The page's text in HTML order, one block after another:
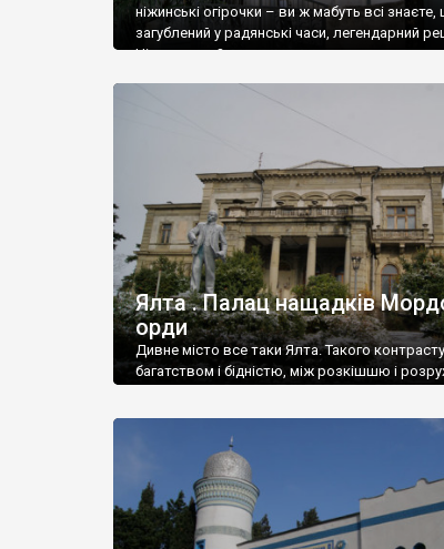
ніжинські огірочки – ви ж мабуть всі знаєте,
загублений у радянські часи, легендарний
Ніжин греки?
Ялта . Палац нащадків
орди
Дивне місто все таки Ялта. Такого
багатством і бідністю, між розкішшю і